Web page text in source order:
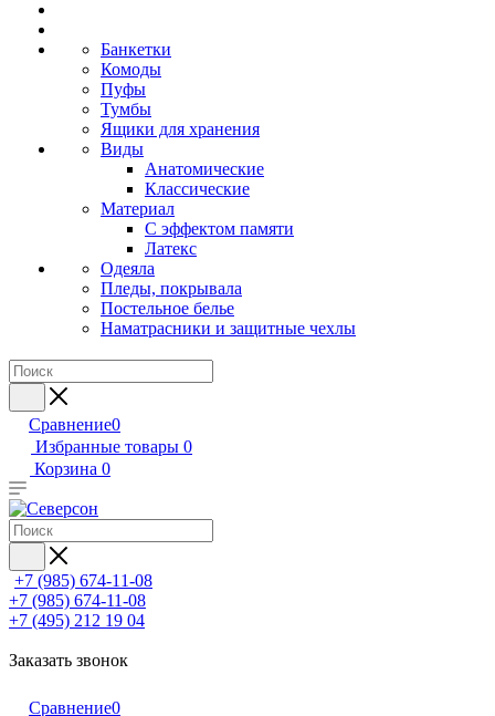
Банкетки
Комоды
Пуфы
Тумбы
Ящики для хранения
Виды
Анатомические
Классические
Материал
С эффектом памяти
Латекс
Одеяла
Пледы, покрывала
Постельное белье
Наматрасники и защитные чехлы
Сравнение0
Избранные товары 0
Корзина 0
+7 (985) 674-11-08
+7 (985) 674-11-08
+7 (495) 212 19 04
Заказать звонок
Сравнение0